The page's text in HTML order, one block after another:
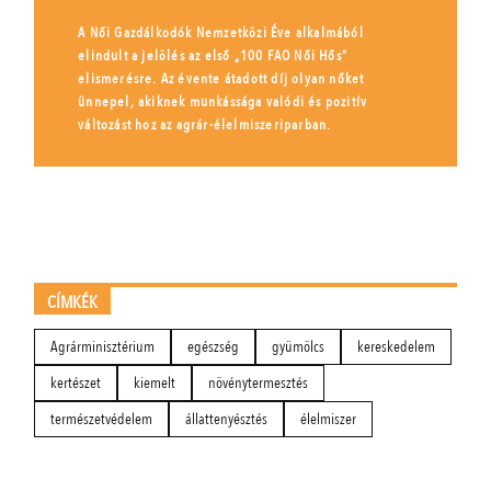
A Női Gazdálkodók Nemzetközi Éve alkalmából
elindult a jelölés az első „100 FAO Női Hős”
elismerésre. Az évente átadott díj olyan nőket
ünnepel, akiknek munkássága valódi és pozitív
változást hoz az agrár-élelmiszeriparban.
CÍMKÉK
Agrárminisztérium egészség gyümölcs
kereskedelem
kertészet
kiemelt
növénytermesztés
természetvédelem
állattenyésztés élelmiszer